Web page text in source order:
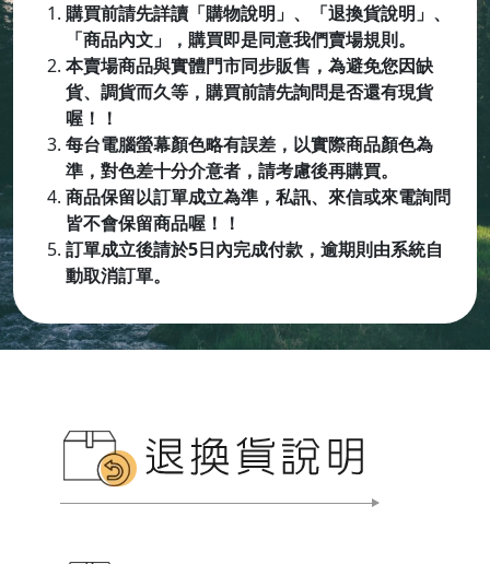
購買前請先詳讀「購物說明」、「退換貨說明」、
「商品內文」，購買即是同意我們賣場規則。
本賣場商品與實體門市同步販售，為避免您因缺
貨、調貨而久等，購買前請先詢問是否還有現貨
喔！！
每台電腦螢幕顏色略有誤差，以實際商品顏色為
準，對色差十分介意者，請考慮後再購買。
商品保留以訂單成立為準，私訊、來信或來電詢問
皆不會保留商品喔 ！！
訂單成立後請於5日內完成付款，逾期則由系統自
動取消訂單。